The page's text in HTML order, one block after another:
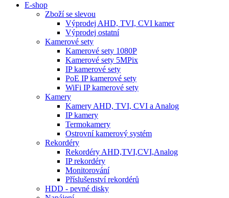
E-shop
Zboží se slevou
Výprodej AHD, TVI, CVI kamer
Výprodej ostatní
Kamerové sety
Kamerové sety 1080P
Kamerové sety 5MPix
IP kamerové sety
PoE IP kamerové sety
WiFi IP kamerové sety
Kamery
Kamery AHD, TVI, CVI a Analog
IP kamery
Termokamery
Ostrovní kamerový systém
Rekordéry
Rekordéry AHD,TVI,CVI,Analog
IP rekordéry
Monitorování
Příslušenství rekordérů
HDD - pevné disky